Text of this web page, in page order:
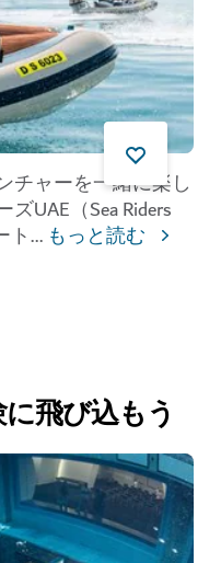
チャーを一緒に楽し
UAE（Sea Riders
ト... もっと読む
飛び込もう